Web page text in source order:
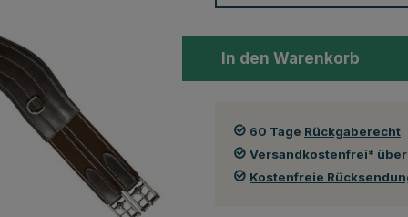
In den Warenkorb
60 Tage Rückgaberecht
Versandkostenfrei* über
Kostenfreie